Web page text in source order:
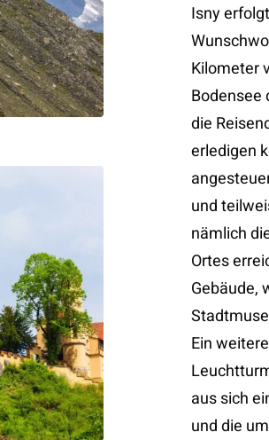
Isny
Kilometer
Bodensee
die
erledigen
und
nämlich
Ortes
Gebäude,
Ein
aus sich
und die